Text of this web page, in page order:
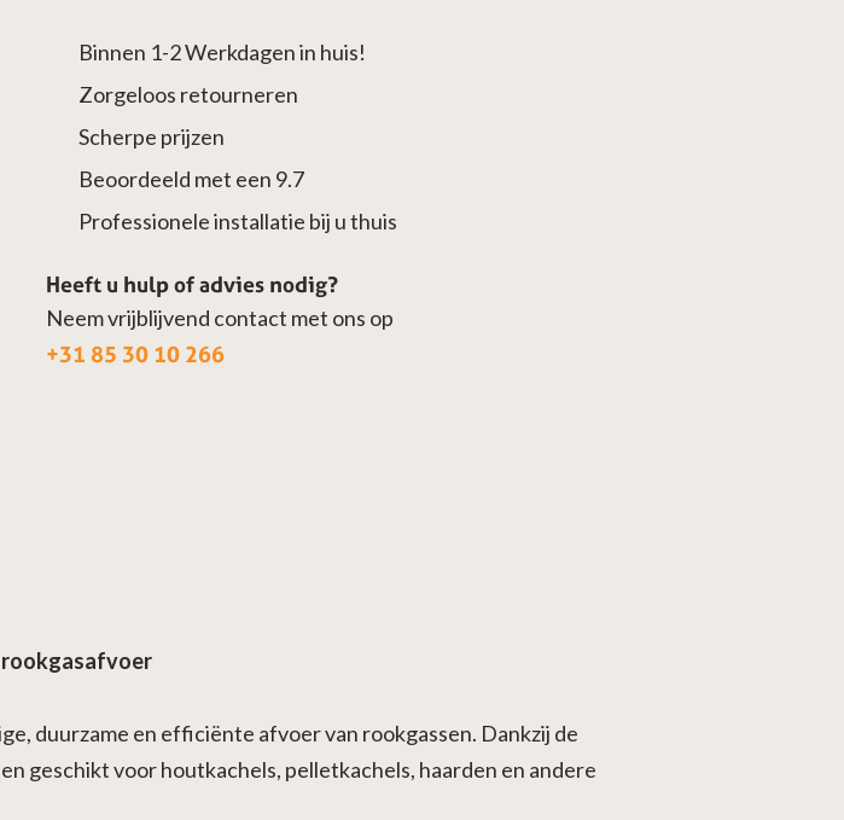
Ø80/130mm
zwart
aantal
Binnen 1-2 Werkdagen in huis!
Zorgeloos retourneren
Scherpe prijzen
Beoordeeld met een 9.7
Professionele installatie bij u thuis
Heeft u hulp of advies nodig?
Neem vrijblijvend contact met ons op
+31 85 30 10 266
rookgasafvoer
duurzame en efficiënte afvoer van rookgassen. Dankzij de
geschikt voor houtkachels, pelletkachels, haarden en andere